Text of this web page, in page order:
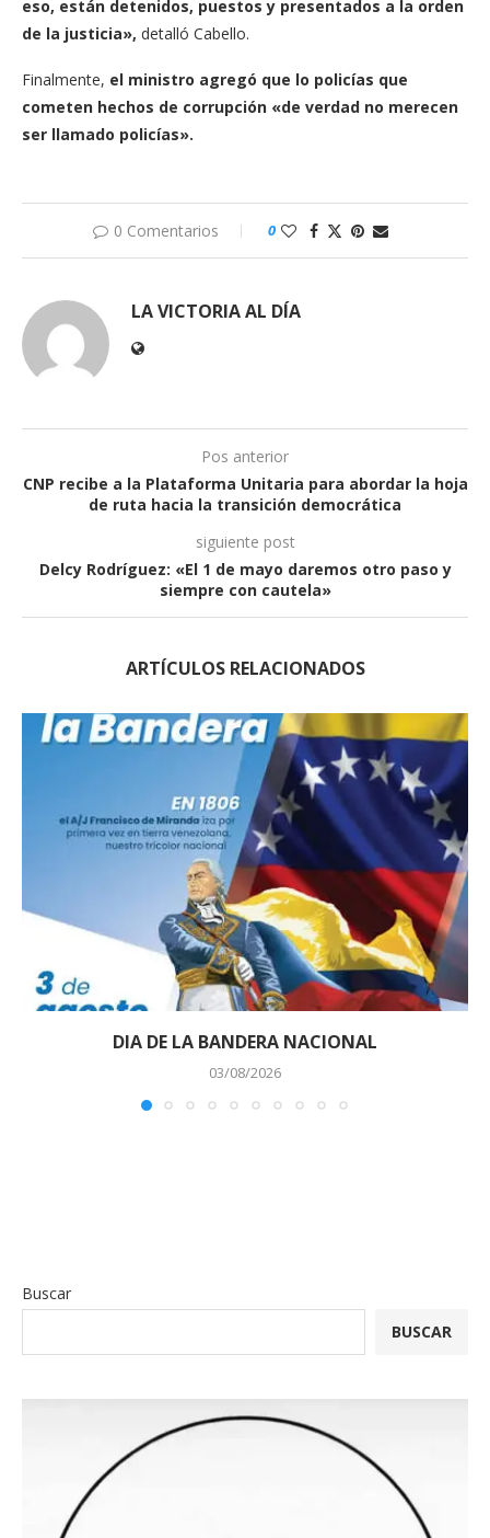
eso, están detenidos, puestos y presentados a la orden
de la justicia», detalló Cabello.
Finalmente, el ministro agregó que lo policías que
cometen hechos de corrupción «de verdad no merecen
ser llamado policías».
0 Comentarios 0
LA VICTORIA AL DÍA
Pos anterior
CNP recibe a la Plataforma Unitaria para abordar la hoja
de ruta hacia la transición democrática
siguiente post
Delcy Rodríguez: «El 1 de mayo daremos otro paso y
siempre con cautela»
ARTÍCULOS RELACIONADOS
DIA DE LA BANDERA NACIONAL
03/08/2026
Buscar
BUSCAR